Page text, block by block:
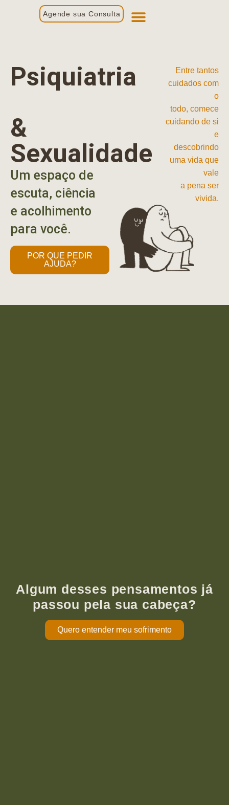
Agende sua Consulta
Psiquiatria
&
Sexualidade
Um espaço de
escuta, ciência
e acolhimento
para você.
POR QUE PEDIR
AJUDA?
Entre tantos
cuidados com
o
todo, comece
cuidando de si
e
descobrindo
uma vida que
vale
a pena ser
vivida.
Algum desses pensamentos já
passou pela sua cabeça?
Quero entender meu sofrimento